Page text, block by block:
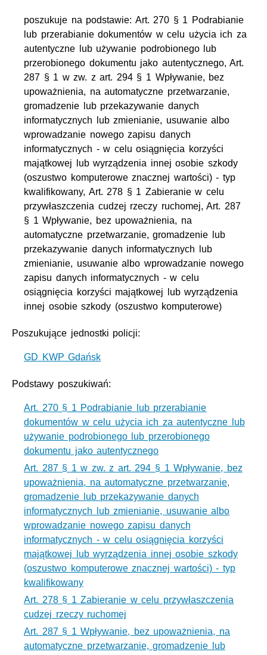
poszukuje na podstawie: Art. 270 § 1 Podrabianie
lub przerabianie dokumentów w celu użycia ich za
autentyczne lub używanie podrobionego lub
przerobionego dokumentu jako autentycznego, Art.
287 § 1 w zw. z art. 294 § 1 Wpływanie, bez
upoważnienia, na automatyczne przetwarzanie,
gromadzenie lub przekazywanie danych
informatycznych lub zmienianie, usuwanie albo
wprowadzanie nowego zapisu danych
informatycznych - w celu osiągnięcia korzyści
majątkowej lub wyrządzenia innej osobie szkody
(oszustwo komputerowe znacznej wartości) - typ
kwalifikowany, Art. 278 § 1 Zabieranie w celu
przywłaszczenia cudzej rzeczy ruchomej, Art. 287
§ 1 Wpływanie, bez upoważnienia, na
automatyczne przetwarzanie, gromadzenie lub
przekazywanie danych informatycznych lub
zmienianie, usuwanie albo wprowadzanie nowego
zapisu danych informatycznych - w celu
osiągnięcia korzyści majątkowej lub wyrządzenia
innej osobie szkody (oszustwo komputerowe)
Poszukujące jednostki policji:
GD KWP Gdańsk
Podstawy poszukiwań:
Art. 270 § 1 Podrabianie lub przerabianie
dokumentów w celu użycia ich za autentyczne lub
używanie podrobionego lub przerobionego
dokumentu jako autentycznego
Art. 287 § 1 w zw. z art. 294 § 1 Wpływanie, bez
upoważnienia, na automatyczne przetwarzanie,
gromadzenie lub przekazywanie danych
informatycznych lub zmienianie, usuwanie albo
wprowadzanie nowego zapisu danych
informatycznych - w celu osiągnięcia korzyści
majątkowej lub wyrządzenia innej osobie szkody
(oszustwo komputerowe znacznej wartości) - typ
kwalifikowany
Art. 278 § 1 Zabieranie w celu przywłaszczenia
cudzej rzeczy ruchomej
Art. 287 § 1 Wpływanie, bez upoważnienia, na
automatyczne przetwarzanie, gromadzenie lub